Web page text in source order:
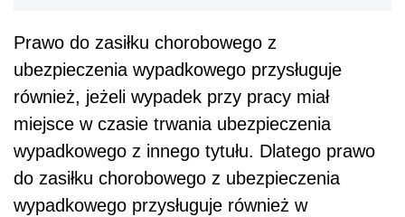
Prawo do zasiłku chorobowego z
ubezpieczenia wypadkowego przysługuje
również, jeżeli wypadek przy pracy miał
miejsce w czasie trwania ubezpieczenia
wypadkowego z innego tytułu. Dlatego prawo
do zasiłku chorobowego z ubezpieczenia
wypadkowego przysługuje również w